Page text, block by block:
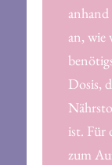
an, wie
Dosis,
ist. Für
zum